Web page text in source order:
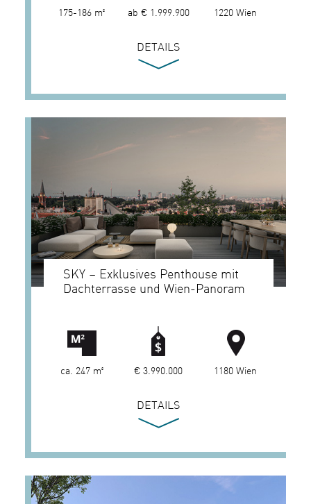
175-186 m² ab € 1.999.900 1220 Wien
DETAILS
SKY – Exklusives Penthouse mit
Dachterrasse und Wien-Panoram
ca. 247 m² € 3.990.000 1180 Wien
DETAILS